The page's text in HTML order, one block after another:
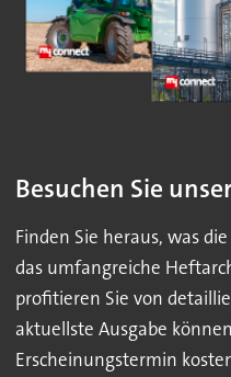
Besuchen Sie
Finden Sie heraus, was
das umfangreiche
profitieren Sie von
aktuellste Ausgabe
Erscheinungstermin